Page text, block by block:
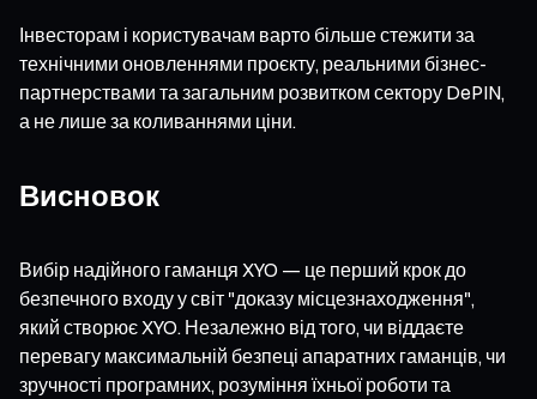
Інвесторам і користувачам варто більше стежити за
технічними оновленнями проєкту, реальними бізнес-
партнерствами та загальним розвитком сектору DePIN,
а не лише за коливаннями ціни.
Висновок
Вибір надійного гаманця XYO — це перший крок до
безпечного входу у світ "доказу місцезнаходження",
який створює XYO. Незалежно від того, чи віддаєте
перевагу максимальній безпеці апаратних гаманців, чи
зручності програмних, розуміння їхньої роботи та